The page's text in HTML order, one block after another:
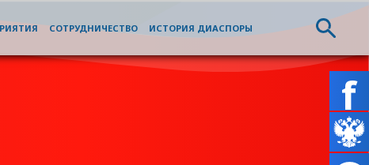
СОТРУДНИЧЕСТВО ИСТОРИЯ ДИАСПОРЫ